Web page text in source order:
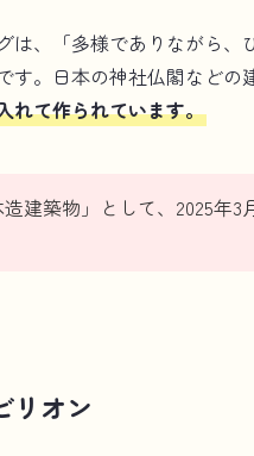
、「多様でありながら、
。日本の神社仏閣などの
れて作られています。
建築物」として、2025年3
リオン